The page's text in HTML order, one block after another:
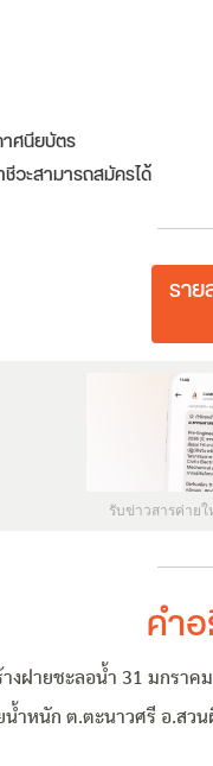
ศนียบัตร
วะสามารถสมัครได้
ราย
รับข่าวสารค่ายใ
คำ
งฝายชะลอน้ำ 31 มกราค
ำหนัก ต.ตะนาวศรี อ.สวน